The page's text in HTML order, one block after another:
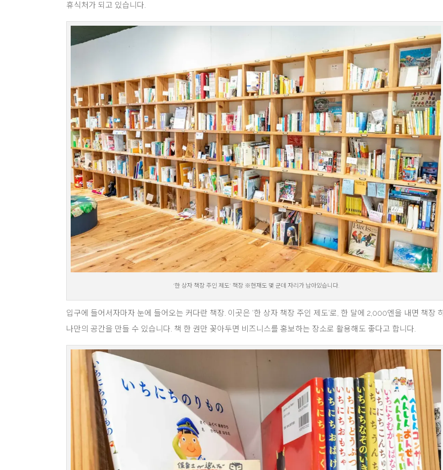
휴식처가 되고 있습니다.
‘한 상자 책장 주인 제도’ 책장 ※현재도 몇 군데 자리가 남아있습니다.
입구에 들어서자마자 눈에 들어오는 커다란 책장. 이곳은 ‘한 상자 책장 주인 제도’로, 한 달에 2,000엔을 내면 책장
나만의 공간을 만들 수 있습니다. 책 한 권만 꽂아두면 비즈니스를 홍보하는 장소로 활용해도 좋다고 합니다.